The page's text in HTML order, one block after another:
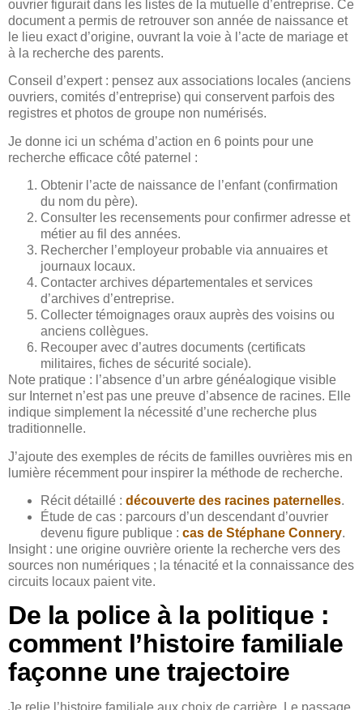
ouvrier figurait dans les listes de la mutuelle d’entreprise. Ce
document a permis de retrouver son année de naissance et
le lieu exact d’origine, ouvrant la voie à l’acte de mariage et
à la recherche des parents.
Conseil d’expert : pensez aux associations locales (anciens
ouvriers, comités d’entreprise) qui conservent parfois des
registres et photos de groupe non numérisés.
Je donne ici un schéma d’action en 6 points pour une
recherche efficace côté paternel :
Obtenir l’acte de naissance de l’enfant (confirmation
du nom du père).
Consulter les recensements pour confirmer adresse et
métier au fil des années.
Rechercher l’employeur probable via annuaires et
journaux locaux.
Contacter archives départementales et services
d’archives d’entreprise.
Collecter témoignages oraux auprès des voisins ou
anciens collègues.
Recouper avec d’autres documents (certificats
militaires, fiches de sécurité sociale).
Note pratique : l’absence d’un arbre généalogique visible
sur Internet n’est pas une preuve d’absence de racines. Elle
indique simplement la nécessité d’une recherche plus
traditionnelle.
J’ajoute des exemples de récits de familles ouvrières mis en
lumière récemment pour inspirer la méthode de recherche.
Récit détaillé : découverte des racines paternelles.
Étude de cas : parcours d’un descendant d’ouvrier
devenu figure publique : cas de Stéphane Connery.
Insight : une origine ouvrière oriente la recherche vers des
sources non numériques ; la ténacité et la connaissance des
circuits locaux paient vite.
De la police à la politique :
comment l’histoire familiale
façonne une trajectoire